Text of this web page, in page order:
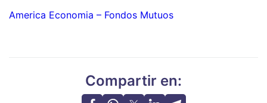
America Economia – Fondos Mutuos
Compartir en: